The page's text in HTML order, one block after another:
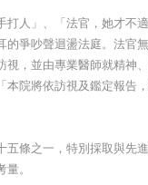
打人」、「法官，她才不
爭吵聲迴盪法庭。法官
，並由專業醫師就精神
院將依訪視及鑑定報告
條之一，特別採取與先
量。